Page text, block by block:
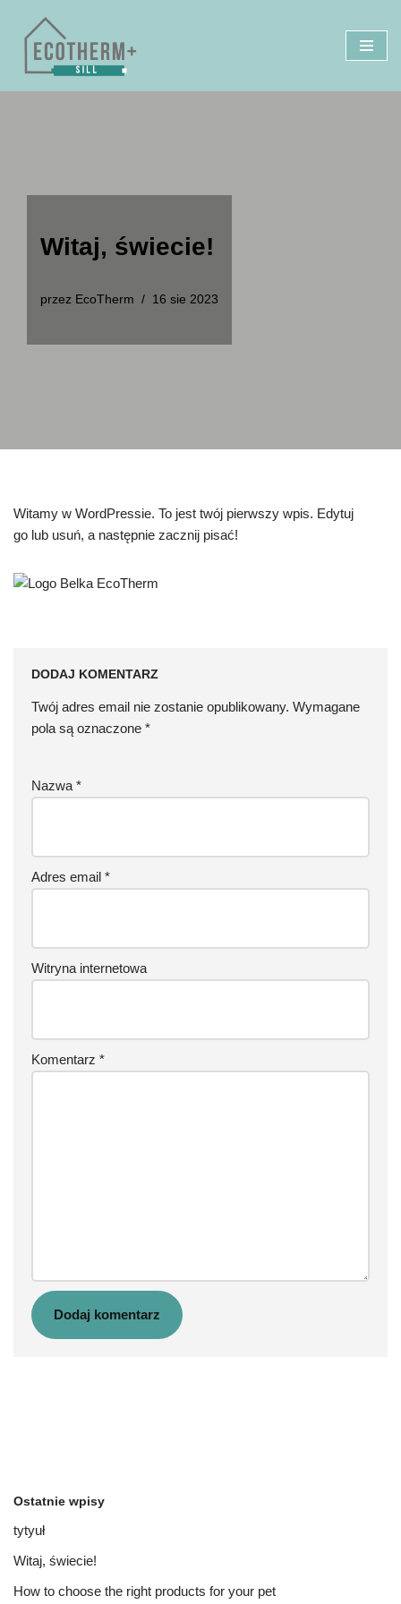
Przejdź
do
treści
Witaj, świecie!
przez EcoTherm 16 sie 2023
Witamy w WordPressie. To jest twój pierwszy wpis. Edytuj
go lub usuń, a następnie zacznij pisać!
DODAJ KOMENTARZ
Twój adres email nie zostanie opublikowany. Wymagane
pola są oznaczone *
Nazwa *
Adres email *
Witryna internetowa
Komentarz *
Ostatnie wpisy
tytyuł
Witaj, świecie!
How to choose the right products for your pet